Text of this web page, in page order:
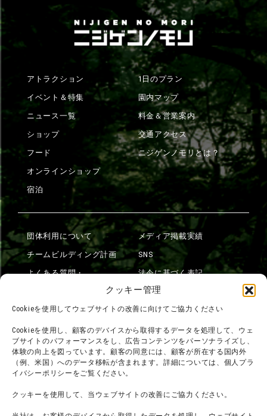
クッキー管理
Cookieを使用してウェブサイトの改善に向けてご協力ください
Cookieを使用し、顧客のデバイスから取得するデータを処理して、ウェ
ブサイトのパフォーマンスをし、広告コンテンツをパーソナライズし、
体験の向上を図っています。顧客の同意には、顧客が所在する国内外
（例、米国）へのデータ移転が含まれます。詳細については、個人プラ
イバシーポリシーをご覧ください。
クッキーを使用して、当ウェブサイトの改善にご協力ください。
アトラクション
イベント＆特集
ニュース一覧
ショップ
フード
オンラインショップ
宿泊
1日のプラン
園内マップ
料金＆営業案内
交通アクセス
ニジゲンノモリとは？
団体利用について
チームビルディング計画
よくある質問・
利用規約
プレスリリース
メディア掲載実績
SNS
法令に基づく表記
会社概要
スタッフ募集